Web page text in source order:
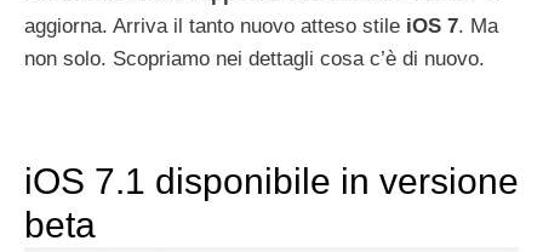
aggiorna. Arriva il tanto nuovo atteso stile iOS 7. Ma
non solo. Scopriamo nei dettagli cosa c’è di nuovo.
iOS 7.1 disponibile in versione
beta